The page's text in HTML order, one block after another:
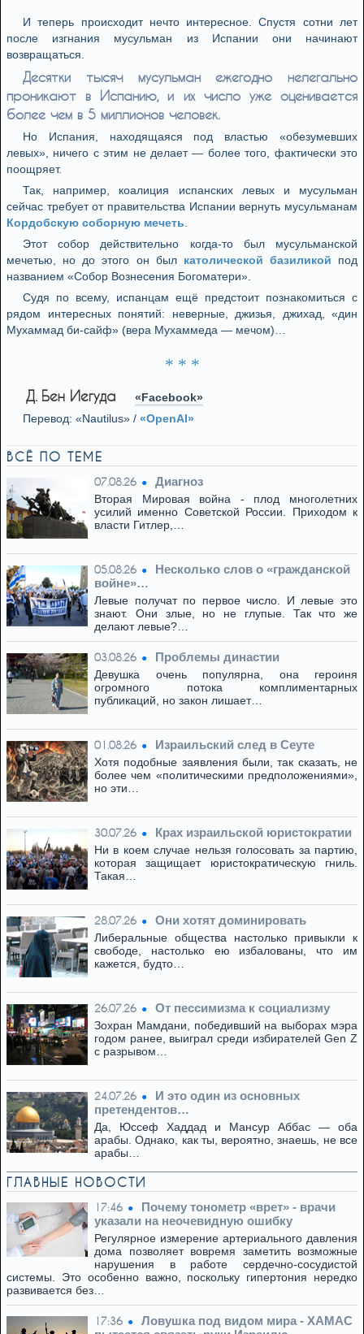
И теперь происходит нечто интересное. Спустя сотни лет
после изгнания мусульман из Испании они начинают
возвращаться.
Десятки тысяч мусульман ежегодно нелегально
проникают в Испанию, и их число уже оценивается
более чем в 5 миллионов человек.
Но Испания, находящаяся под властью «обезумевших
левых», ничего с этим не делает — более того, фактически это
поощряет.
Так, например, коалиция испанских левых и мусульман
сейчас требует от правительства Испании вернуть мусульманам
Кордобскую соборную мечеть
Этот собор действительно когда-то был мусульманской
мечетью, но до этого он был католической базиликой под
названием «Собор Вознесения Богоматери».
Судя по всему, испанцам ещё предстоит познакомиться с
рядом интересных понятий: неверные, джизья, джихад, «дин
Мухаммад би-сайф» (вера Мухаммеда — мечом)…
* * *
Д. Бен Иегуда
«Facebook»
Перевод: «Nautilus» / «OpenAI»
ВСЁ ПО ТЕМЕ
07.08.26 Диагноз
Вторая Мировая война - плод многолетних
усилий именно Советской России. Приходом к
власти Гитлер,…
05.08.26
Несколько слов о «гражданской
войне»…
Левые получат по первое число. И левые это
знают. Они злые, но не глупые. Так что же
делают левые?…
03.08.26 Проблемы династии
Девушка очень популярна, она героиня
огромного потока комплиментарных
публикаций, но закон лишает…
01.08.26 Израильский след в Сеуте
Хотя подобные заявления были, так сказать, не
более чем «политическими предположениями»,
но эти…
30.07.26 Крах израильской юристократии
Ни в коем случае нельзя голосовать за партию,
которая защищает юристократическую гниль.
Такая…
28.07.26 Они хотят доминировать
Либеральные общества настолько привыкли к
свободе, настолько ею избалованы, что им
кажется, будто…
26.07.26 От пессимизма к социализму
Зохран Мамдани, победивший на выборах мэра
годом ранее, выиграл среди избирателей Gen Z
с разрывом…
24.07.26
И это один из основных
претендентов…
Да, Юссеф Хаддад и Мансур Аббас — оба
арабы. Однако, как ты, вероятно, знаешь, не все
арабы…
ГЛАВНЫЕ НОВОСТИ
17:46
Почему тонометр «врет» - врачи
указали на неочевидную ошибку
Регулярное измерение артериального давления
дома позволяет вовремя заметить возможные
нарушения в работе сердечно-сосудистой
системы. Это особенно важно, поскольку гипертония нередко
развивается без…
17:36
Ловушка под видом мира - ХАМАС